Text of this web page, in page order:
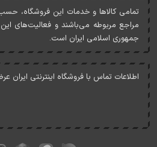
تمامی کالاها و خدمات اين فروشگاه،
مراجع مربوطه می‌باشند و فعاليت‌های
جمهوری اسلامی ايران است.
اطلاعات تماس با فروشگاه اینترنتی ایران